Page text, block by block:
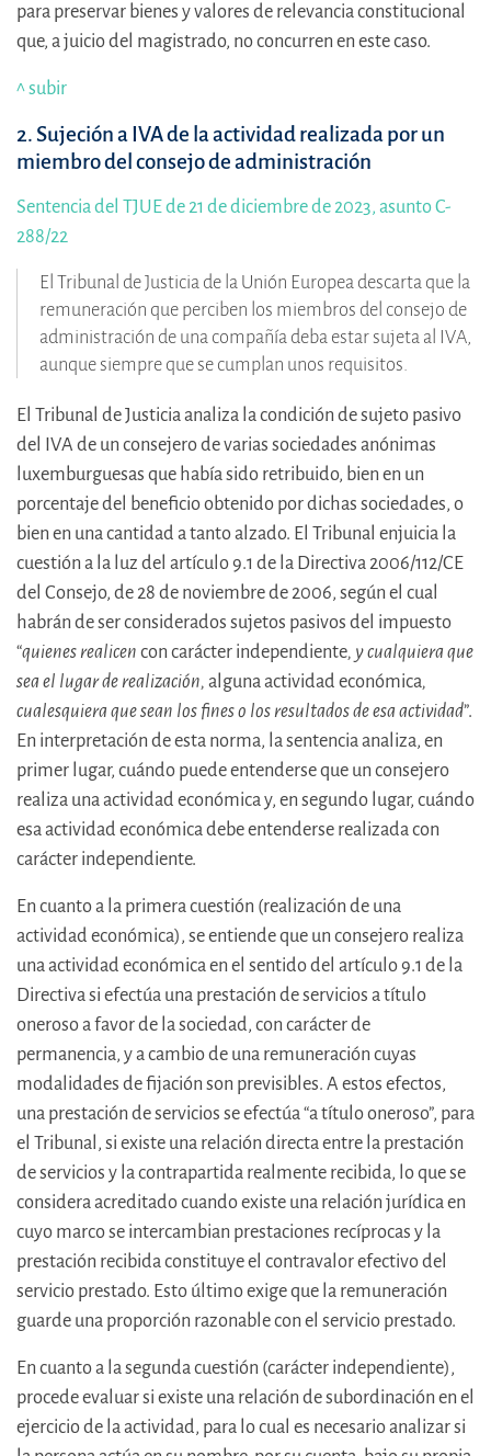
para preservar bienes y valores de relevancia constitucional
que, a juicio del magistrado, no concurren en este caso.
^ subir
2. Sujeción a IVA de la actividad realizada por un
miembro del consejo de administración
Sentencia del TJUE de 21 de diciembre de 2023, asunto C-
288/22
El Tribunal de Justicia de la Unión Europea descarta que la
remuneración que perciben los miembros del consejo de
administración de una compañía deba estar sujeta al IVA,
aunque siempre que se cumplan unos requisitos.
El Tribunal de Justicia analiza la condición de sujeto pasivo
del IVA de un consejero de varias sociedades anónimas
luxemburguesas que había sido retribuido, bien en un
porcentaje del beneficio obtenido por dichas sociedades, o
bien en una cantidad a tanto alzado. El Tribunal enjuicia la
cuestión a la luz del artículo 9.1 de la Directiva 2006/112/CE
del Consejo, de 28 de noviembre de 2006, según el cual
habrán de ser considerados sujetos pasivos del impuesto
“quienes realicen con carácter independiente, y cualquiera que
sea el lugar de realización, alguna actividad económica,
cualesquiera que sean los fines o los resultados de esa actividad”.
En interpretación de esta norma, la sentencia analiza, en
primer lugar, cuándo puede entenderse que un consejero
realiza una actividad económica y, en segundo lugar, cuándo
esa actividad económica debe entenderse realizada con
carácter independiente.
En cuanto a la primera cuestión (realización de una
actividad económica), se entiende que un consejero realiza
una actividad económica en el sentido del artículo 9.1 de la
Directiva si efectúa una prestación de servicios a título
oneroso a favor de la sociedad, con carácter de
permanencia, y a cambio de una remuneración cuyas
modalidades de fijación son previsibles. A estos efectos,
una prestación de servicios se efectúa “a título oneroso”, para
el Tribunal, si existe una relación directa entre la prestación
de servicios y la contrapartida realmente recibida, lo que se
considera acreditado cuando existe una relación jurídica en
cuyo marco se intercambian prestaciones recíprocas y la
prestación recibida constituye el contravalor efectivo del
servicio prestado. Esto último exige que la remuneración
guarde una proporción razonable con el servicio prestado.
En cuanto a la segunda cuestión (carácter independiente),
procede evaluar si existe una relación de subordinación en el
ejercicio de la actividad, para lo cual es necesario analizar si